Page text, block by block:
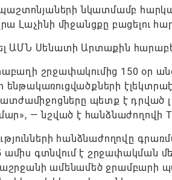
նկատմամբ
Լաչինի միջանցքը բացելու
ԱՄՆ Սենատի Արտաքին
շրջափակումից 150 օր
ենթակառուցվածքների
պետք է դրված
— նշված է
հանձնաժողովը
գտնվում է շրջափակման
ամենամեծ ջրամբարի